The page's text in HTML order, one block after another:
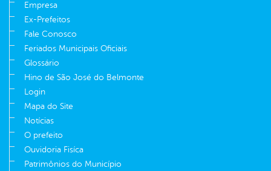
Empresa
Ex-Prefeitos
Fale Conosco
Feriados Municipais Oficiais
Glossário
Hino de São José do Belmonte
Login
Mapa do Site
Notícias
O prefeito
Ouvidoria Fisíca
Patrimônios do Município